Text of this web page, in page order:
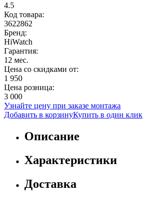
4.5
Код товара:
3622862
Бренд:
HiWatch
Гарантия:
12 мес.
Цена со скидками от:
1 950
Цена розница:
3 000
Узнайте цену при заказе монтажа
Добавить в корзинуКупить в один клик
Описание
Характеристики
Доставка